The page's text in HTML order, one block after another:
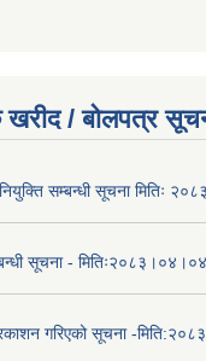
खरीद / बोलपत्र
नियुक्ति सम्बन्धी सूचना मितिः
सूचना - मितिः२०८३।०४।०४
गरिएको सूचना -